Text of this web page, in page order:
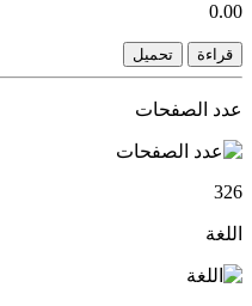
0.00
قراءة تحميل
عدد الصفحات
326
اللغة